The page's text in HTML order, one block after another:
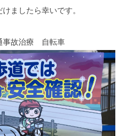
ましたら幸いです。